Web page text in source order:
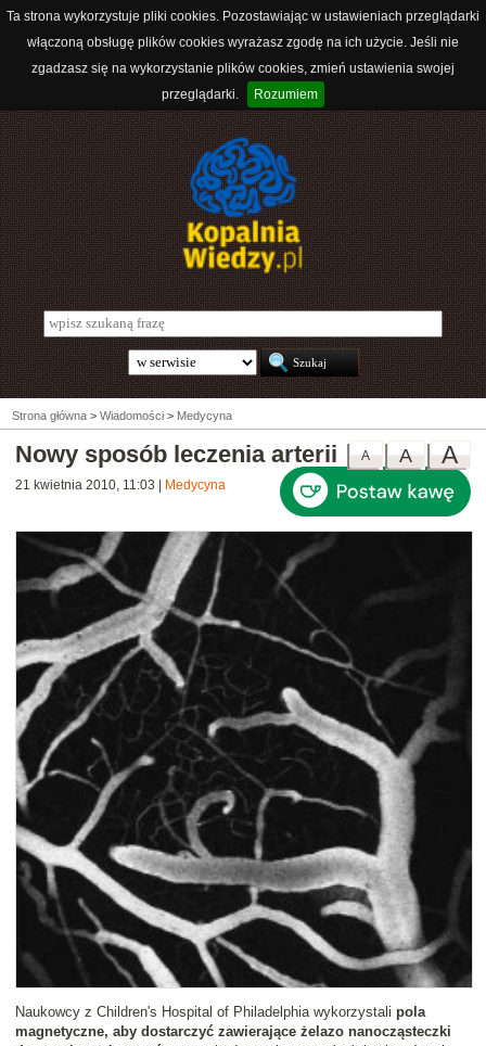
Ta strona wykorzystuje pliki cookies. Pozostawiając w ustawieniach przeglądarki
włączoną obsługę plików cookies wyrażasz zgodę na ich użycie. Jeśli nie
zgadzasz się na wykorzystanie plików cookies, zmień ustawienia swojej
przeglądarki.
Rozumiem
Strona główna > Wiadomości > Medycyna
A
A
A
Nowy sposób leczenia arterii
21 kwietnia 2010, 11:03 Medycyna
Naukowcy z Children's Hospital of Philadelphia wykorzystali pola
magnetyczne, aby dostarczyć zawierające żelazo nanocząsteczki